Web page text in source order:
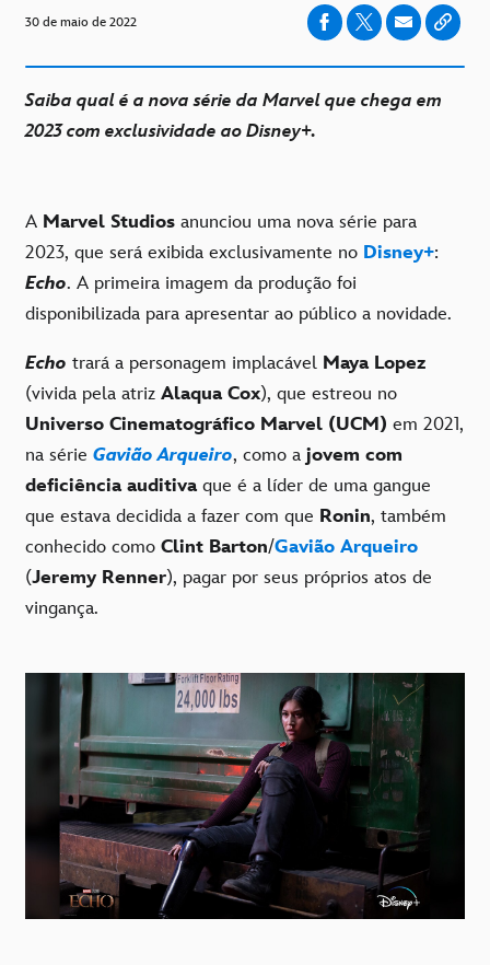
30 de maio de 2022
Saiba qual é a nova série da Marvel que chega em
2023 com exclusividade ao Disney+.
A Marvel Studios anunciou uma nova série para
2023, que será exibida exclusivamente no Disney+:
Echo. A primeira imagem da produção foi
disponibilizada para apresentar ao público a novidade.
Echo trará a personagem implacável Maya Lopez
(vivida pela atriz Alaqua Cox), que estreou no
Universo Cinematográfico Marvel (UCM) em 2021,
na série Gavião Arqueiro, como a jovem com
deficiência auditivaque é a líder de uma gangue
que estava decidida a fazer com que Ronin, também
conhecido como Clint Barton/Gavião Arqueiro
(Jeremy Renner), pagar por seus próprios atos de
vingança.